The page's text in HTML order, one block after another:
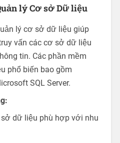
lý Cơ sở Dữ liệu
lý cơ sở dữ liệu giúp
vấn các cơ sở dữ liệu
tin. Các phần mềm
phổ biến bao gồm
SQL Server.
dữ liệu phù hợp với nhu